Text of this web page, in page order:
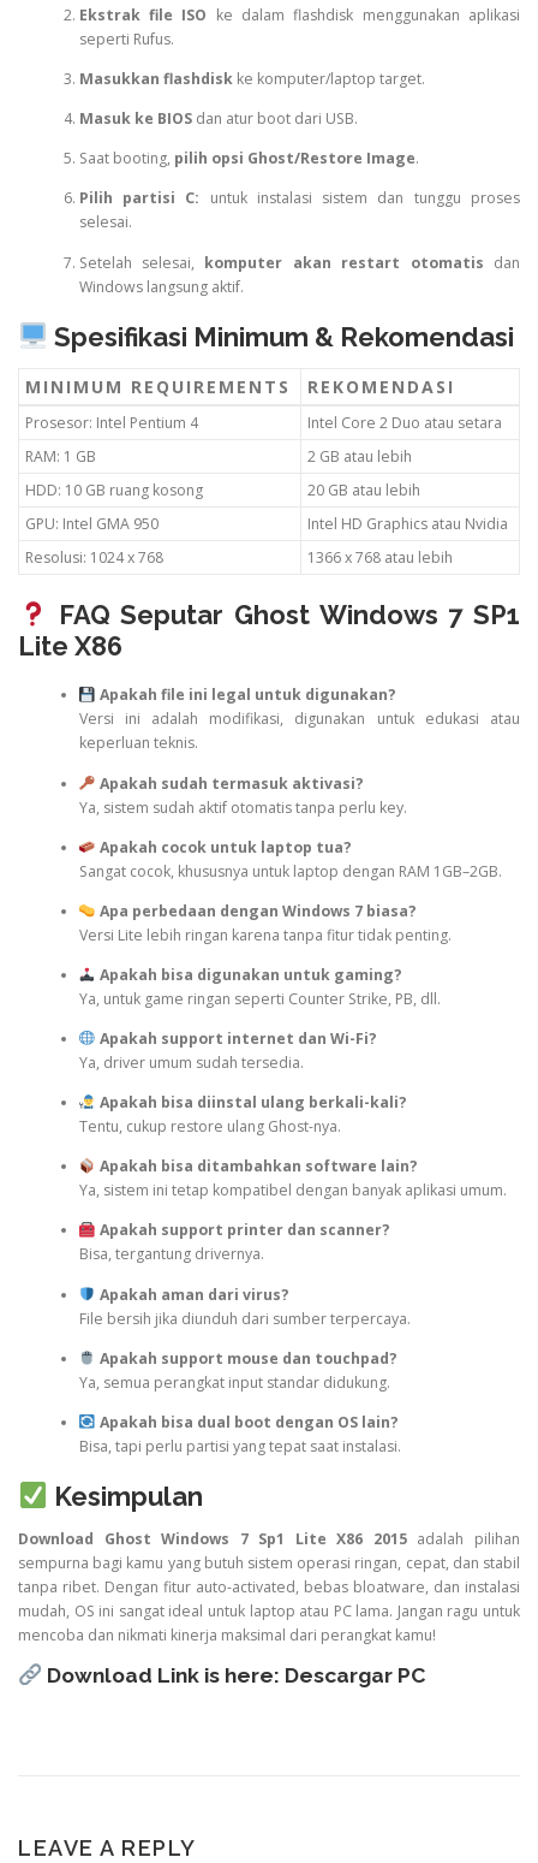
Ekstrak file ISO ke dalam flashdisk menggunakan aplikasi
seperti Rufus.
Masukkan flashdiskke komputer/laptop target.
Masuk ke BIOSdan atur boot dari USB.
Saat booting, pilih opsi Ghost/Restore Image.
Pilih partisi C: untuk instalasi sistem dan tunggu proses
selesai.
Setelah selesai, komputer akan restart otomatis dan
Windows langsung aktif.
Spesifikasi Minimum & Rekomendasi
MINIMUM REQUIREMENTS REKOMENDASI
Prosesor: Intel Pentium 4
Intel Core 2 Duo atau setara
RAM: 1 GB
2 GB atau lebih
HDD: 10 GB ruang kosong
20 GB atau lebih
GPU: Intel GMA 950
Intel HD Graphics atau Nvidia
Resolusi: 1024 x 768
1366 x 768 atau lebih
FAQ Seputar Ghost Windows 7 SP1
Lite X86
Apakah file ini legal untuk digunakan?
Versi ini adalah modifikasi, digunakan untuk edukasi atau
keperluan teknis.
Apakah sudah termasuk aktivasi?
Ya, sistem sudah aktif otomatis tanpa perlu key.
Apakah cocok untuk laptop tua?
Sangat cocok, khususnya untuk laptop dengan RAM 1GB–2GB.
Apa perbedaan dengan Windows 7 biasa?
Versi Lite lebih ringan karena tanpa fitur tidak penting.
Apakah bisa digunakan untuk gaming?
Ya, untuk game ringan seperti Counter Strike, PB, dll.
Apakah support internet dan Wi-Fi?
Ya, driver umum sudah tersedia.
Apakah bisa diinstal ulang berkali-kali?
Tentu, cukup restore ulang Ghost-nya.
Apakah bisa ditambahkan software lain?
Ya, sistem ini tetap kompatibel dengan banyak aplikasi umum.
Apakah support printer dan scanner?
Bisa, tergantung drivernya.
Apakah aman dari virus?
File bersih jika diunduh dari sumber terpercaya.
Apakah support mouse dan touchpad?
Ya, semua perangkat input standar didukung.
Apakah bisa dual boot dengan OS lain?
Bisa, tapi perlu partisi yang tepat saat instalasi.
Kesimpulan
Download Ghost Windows 7 Sp1 Lite X86 2015adalah pilihan
sempurna bagi kamu yang butuh sistem operasi ringan, cepat, dan stabil
tanpa ribet. Dengan fitur auto-activated, bebas bloatware, dan instalasi
mudah, OS ini sangat ideal untuk laptop atau PC lama. Jangan ragu untuk
mencoba dan nikmati kinerja maksimal dari perangkat kamu!
Download Link is here: Descargar PC
LEAVE A REPLY